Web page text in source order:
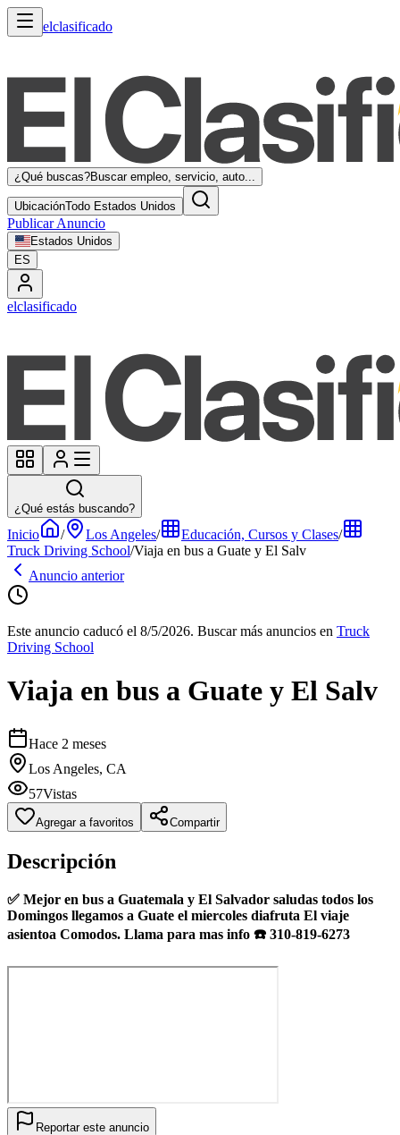
elclasificado
¿Qué buscas?Buscar empleo, servicio, auto...
UbicaciónTodo Estados Unidos
Publicar Anuncio
Estados Unidos
ES
elclasificado
¿Qué estás buscando?
Inicio / Los Angeles/ Educación, Cursos y Clases/
Truck Driving School/Viaja en bus a Guate y El Salv
Anuncio anterior
Este anuncio caducó el 8/5/2026. Buscar más anuncios en Truck
Driving School
Viaja en bus a Guate y El Salv
Hace 2 meses
Los Angeles, CA
57Vistas
Agregar a favoritos Compartir
Descripción
✅️ Mejor en bus a Guatemala y El Salvador saludas todos los
Domingos llegamos a Guate el miercoles diafruta El viaje
asientoa Comodos. Llama para mas info ☎️ 310-819-6273
Reportar este anuncio